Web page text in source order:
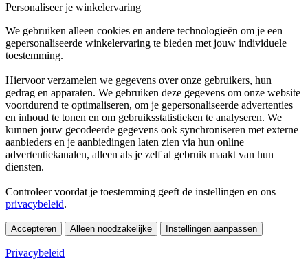
Personaliseer je winkelervaring
We gebruiken alleen cookies en andere technologieën om je een
gepersonaliseerde winkelervaring te bieden met jouw individuele
toestemming.
Hiervoor verzamelen we gegevens over onze gebruikers, hun
gedrag en apparaten. We gebruiken deze gegevens om onze website
voortdurend te optimaliseren, om je gepersonaliseerde advertenties
en inhoud te tonen en om gebruiksstatistieken te analyseren. We
kunnen jouw gecodeerde gegevens ook synchroniseren met externe
aanbieders en je aanbiedingen laten zien via hun online
advertentiekanalen, alleen als je zelf al gebruik maakt van hun
diensten.
Controleer voordat je toestemming geeft de instellingen en ons
privacybeleid.
Accepteren Alleen noodzakelijke Instellingen aanpassen
Privacybeleid